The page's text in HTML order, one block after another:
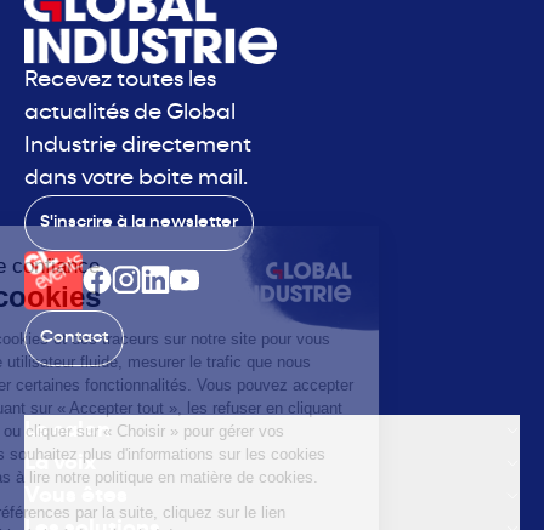
Recevez toutes les
actualités de Global
Industrie directement
dans votre boite mail.
S'inscrire à la newsletter
Contact
Le salon
La voix